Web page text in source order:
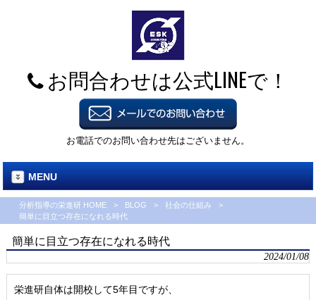
お問合わせは公式LINEで！
お電話でのお問い合わせ先はございません。
MENU
分析指導の栄進研 HOME > BLOG > 社会の仕組み
>
簡単に目立つ存在になれる時代
簡単に目立つ存在になれる時代
2024/01/08
栄進研自体は開校して5年目ですが、